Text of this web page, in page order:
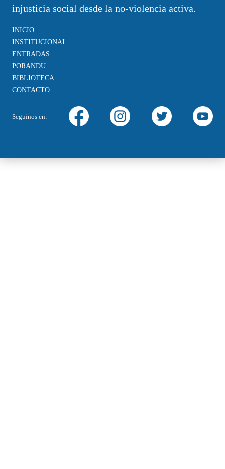
injusticia social desde la no-violencia activa.
INICIO
INSTITUCIONAL
ENTRADAS
PORANDU
BIBLIOTECA
CONTACTO
Seguinos en: